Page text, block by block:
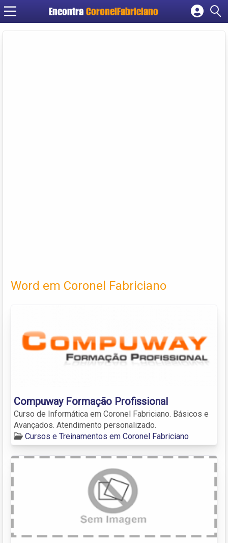
Encontra CoronelFabriciano
Cadastrar empresa
Word em Coronel Fabriciano
Compuway Formação Profissional
Curso de Informática em Coronel Fabriciano. Básicos e
Avançados. Atendimento personalizado.
Cursos e Treinamentos em Coronel Fabriciano